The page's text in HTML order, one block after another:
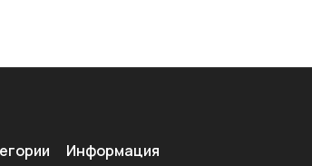
Информация